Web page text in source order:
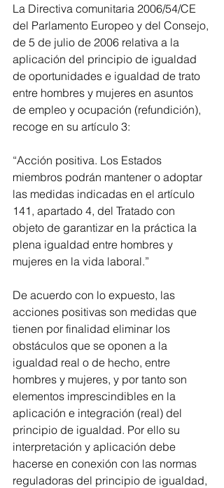
La Directiva comunitaria 2006/54/CE
del Parlamento Europeo y del Consejo,
de 5 de julio de 2006 relativa a la
aplicación del principio de igualdad
de oportunidades e igualdad de trato
entre hombres y mujeres en asuntos
de empleo y ocupación (refundición),
recoge en su artículo 3:
“Acción positiva. Los Estados
miembros podrán mantener o adoptar
las medidas indicadas en el artículo
141, apartado 4, del Tratado con
objeto de garantizar en la práctica la
plena igualdad entre hombres y
mujeres en la vida laboral.”
De acuerdo con lo expuesto, las
acciones positivas son medidas que
tienen por finalidad eliminar los
obstáculos que se oponen a la
igualdad real o de hecho, entre
hombres y mujeres, y por tanto son
elementos imprescindibles en la
aplicación e integración (real) del
principio de igualdad. Por ello su
interpretación y aplicación debe
hacerse en conexión con las normas
reguladoras del principio de igualdad,